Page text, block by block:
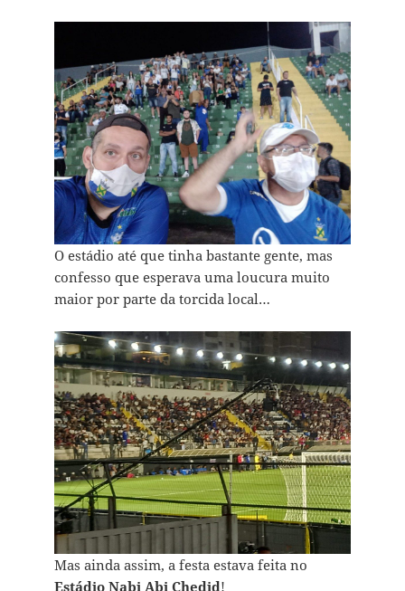
O estádio até que tinha bastante gente, mas
confesso que esperava uma loucura muito
maior por parte da torcida local…
Mas ainda assim, a festa estava feita no
Estádio Nabi Abi Chedid!